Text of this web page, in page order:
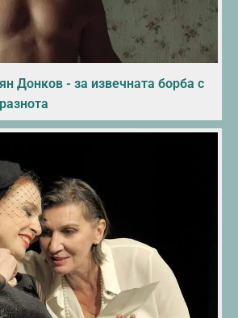
Донков - за извечната борба с